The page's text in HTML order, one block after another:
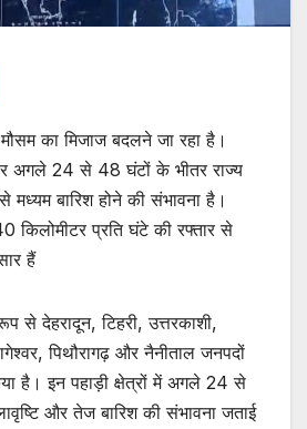
w
का मिजाज बदलने जा रहा है।
अगले 24 से 48 घंटों के भीतर राज्य
मध्यम बारिश होने की संभावना है।
किलोमीटर प्रति घंटे की रफ्तार से
हैं
से देहरादून, टिहरी, उत्तरकाशी,
पिथौरागढ़ और नैनीताल जनपदों
है। इन पहाड़ी क्षेत्रों में अगले 24 से
और तेज बारिश की संभावना जताई